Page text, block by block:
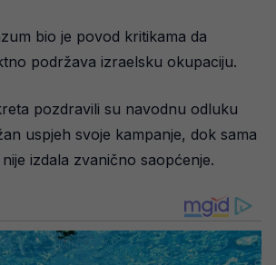
bio je povod kritikama da
podržava izraelsku okupaciju.
pozdravili su navodnu odluku
uspjeh svoje kampanje, dok sama
izdala zvanično saopćenje.